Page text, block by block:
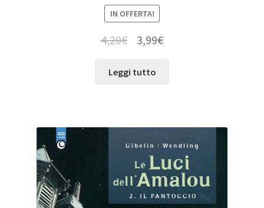
IN OFFERTA!
4,20€ 3,99€
Leggi tutto